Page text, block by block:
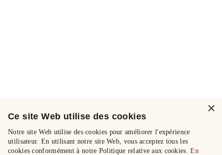
×
Ce site Web utilise des cookies
Notre site Web utilise des cookies pour améliorer l'expérience
utilisateur. En utilisant notre site Web, vous acceptez tous les
cookies conformément à notre Politique relative aux cookies.En